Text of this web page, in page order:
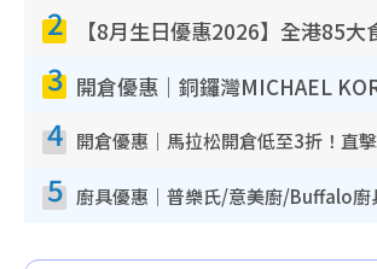
2
3
4
5